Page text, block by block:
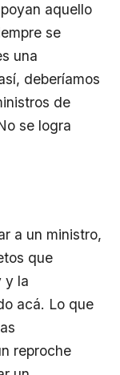
aquello
se
una
deberíamos
de
se logra
a un ministro,
que
y la
acá. Lo que
reproche